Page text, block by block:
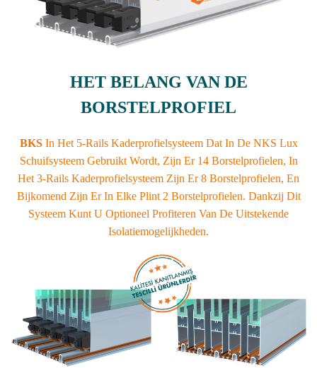
HET BELANG VAN DE
BORSTELPROFIEL
BKS In Het 5-Rails Kaderprofielsysteem Dat In De NKS Lux
Schuifsysteem Gebruikt Wordt, Zijn Er 14 Borstelprofielen, In
Het 3-Rails Kaderprofielsysteem Zijn Er 8 Borstelprofielen, En
Bijkomend Zijn Er In Elke Plint 2 Borstelprofielen. Dankzij Dit
Systeem Kunt U Optioneel Profiteren Van De Uitstekende
Isolatiemogelijkheden.